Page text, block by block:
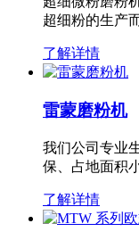
超细粉的生产
了解详情
雷蒙磨粉机
我们公司专业
保、占地面积
了解详情